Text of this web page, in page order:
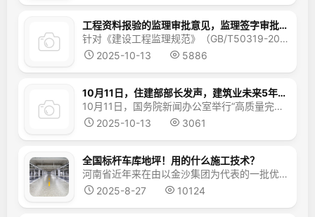
工程资料报验的监理审批意见，监理签字审批意见标准版
针对《建设工程监理规范》（GB/T50319-2013）中25个工作用表及其他常见工程资料报验的监理审批意见，各位监理同胞可以参考借鉴。《建设工程监理规范》中25个工作用表1、工程监理单位用表（1）表 A.0.1 总监理工程师任命书（法人代表签字,盖单位公章）（2）表 A.0.2 工程开工令（总监签字盖执业印章）（3）表 A.0.3 监理通知单（4）表 A....
2025-10-13
5886
10月11日，住建部部长发声，建筑业未来5年方向定了
10月11日，国务院新闻办公室举行“高质量完成‘十四五’规划”系列主题新闻发布会。住房城乡建设部部长倪虹在会上表示，当前，我国城镇化正从快速增长期转向稳定发展期，城市发展正从大规模增量扩张阶段转向存量提质增效为主的阶段。住建部将制定和实施好“十五五”规划，把住房城乡建设工作一件一件抓出成...
2025-10-13
3061
全国标杆车库地坪！用的什么施工技术？
河南省近年来在由以金沙集团为代表的一批优秀地产企业的引领下，地下车库建设水平已经超越一线城市高端楼盘，尤其是地坪工艺坚实美观，更是吸引全国地产同行观摩学习！今天就带大家看一看全国标杆车库地坪用的什么施工技术？高品质车库地坪工艺 地下车库三大使用场景：停车位、行车道、汽车坡道，分别采用三大地坪工艺：金刚砂固化地坪、彩石固化地坪、马蹄石铺装地坪，相应满足不同的使...
2025-8-27
10124